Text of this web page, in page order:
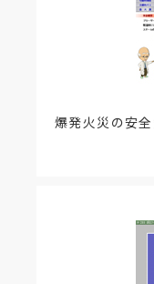
●空間速度の説
『「空間速度
媒層の体積で割
あれば ＬＨＳＶ
のような計算式
【該当項目、更
501アレニウスの
「問題」の頻度
爆発火災の安